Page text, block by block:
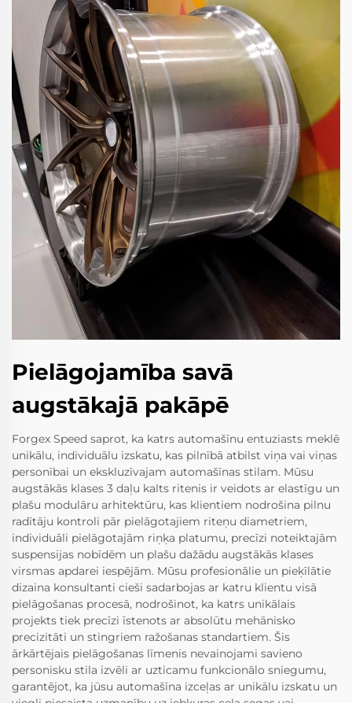
Pielāgojamība savā
augstākajā pakāpē
Forgex Speed saprot, ka katrs automašīnu entuziasts meklē
unikālu, individuālu izskatu, kas pilnībā atbilst viņa vai viņas
personībai un ekskluzīvajam automašīnas stilam. Mūsu
augstākās klases 3 daļu kalts ritenis ir veidots ar elastīgu un
plašu modulāru arhitektūru, kas klientiem nodrošina pilnu
radītāju kontroli pār pielāgotajiem riteņu diametriem,
individuāli pielāgotajām riņķa platumu, precīzi noteiktajām
suspensijas nobīdēm un plašu dažādu augstākās klases
virsmas apdarei iespējām. Mūsu profesionālie un pieķīlātie
dizaina konsultanti cieši sadarbojas ar katru klientu visā
pielāgošanas procesā, nodrošinot, ka katrs unikālais
projekts tiek precīzi īstenots ar absolūtu mehānisko
precizitāti un stingriem ražošanas standartiem. Šis
ārkārtējais pielāgošanas līmenis nevainojami savieno
personisku stila izvēli ar uzticamu funkcionālo sniegumu,
garantējot, ka jūsu automašīna izceļas ar unikālu izskatu un